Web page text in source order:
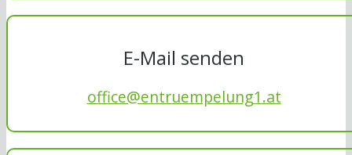
E-Mail senden
office@entruempelung1.at